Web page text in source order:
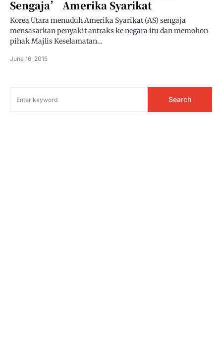
Sengaja’ Amerika Syarikat
Korea Utara menuduh Amerika Syarikat (AS) sengaja
mensasarkan penyakit antraks ke negara itu dan memohon
pihak Majlis Keselamatan…
June 16, 2015
Search